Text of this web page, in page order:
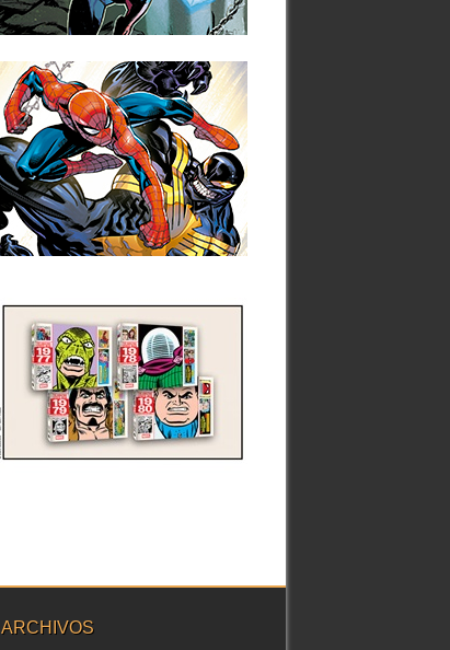
▶
28.02.26
MARVEL PREVIEWS
AMAZING SPIDER-MAN
#23
A continuación puedes ver las primeras
páginas del comic-book Amazing Spider-
Man #23,...
▶
01.10.25
CLOVER PRESS
RECUPERA LAS TIRAS
DE PRENSA DE
SPIDERMAN DE LEE Y
ROMITA
La editorial Clover Press ha presentado
un nuevo proyecto de financiación...
ARCHIVOS